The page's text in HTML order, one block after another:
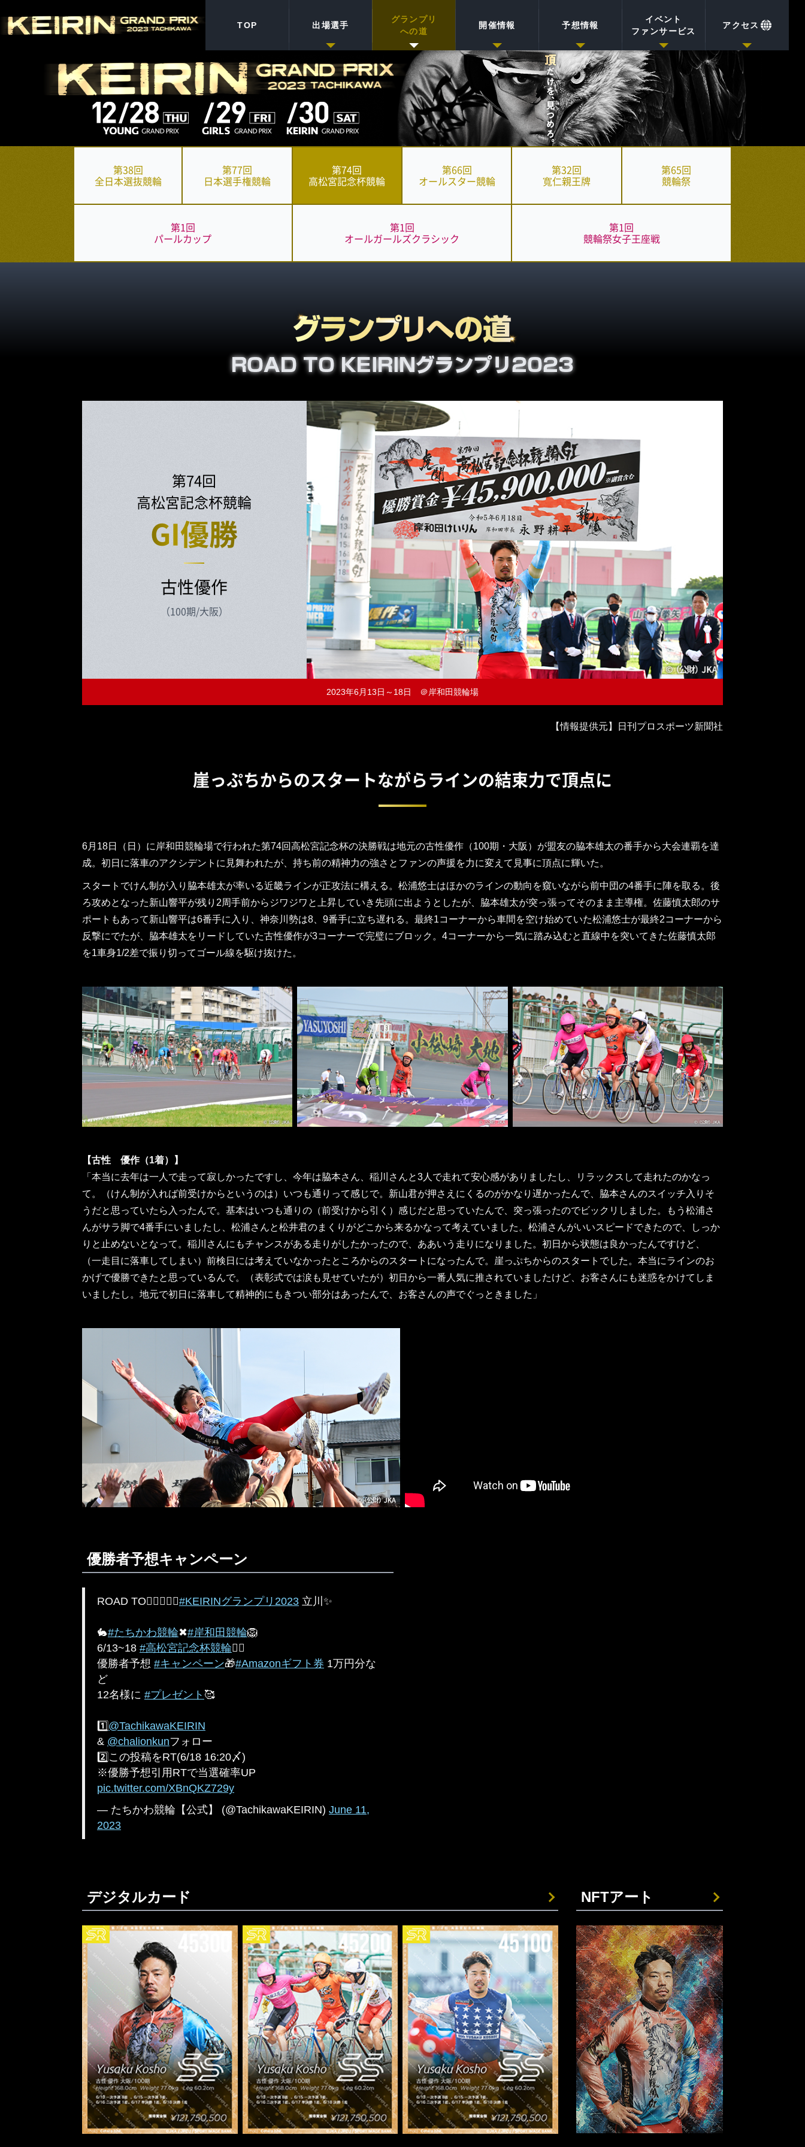
TOP 出場選手
グランプリ
への道
開催情報 予想情報
イベント
ファンサービス
アクセス
第38回
全日本選抜競輪
第77回
日本選手権競輪
第74回
高松宮記念杯競輪
第66回
オールスター競輪
第32回
寬仁親王牌
第65回
競輪祭
第1回
パールカップ
第1回
オールガールズクラシック
第1回
競輪祭女子王座戦
第74回
高松宮記念杯競輪
GI優勝
古性優作
（100期/大阪）
2023年6月13日～18日 ＠岸和田競輪場
【情報提供元】日刊プロスポーツ新聞社
崖っぷちからのスタートながらラインの結束力で頂点に
6月18日（日）に岸和田競輪場で行われた第74回高松宮記念杯の決勝戦は地元の古性優作（100期・大阪）が盟友の脇本雄太の番手から大会連覇を達
成。初日に落車のアクシデントに見舞われたが、持ち前の精神力の強さとファンの声援を力に変えて見事に頂点に輝いた。
スタートでけん制が入り脇本雄太が率いる近畿ラインが正攻法に構える。松浦悠士はほかのラインの動向を窺いながら前中団の4番手に陣を取る。後
ろ攻めとなった新山響平が残り2周手前からジワジワと上昇していき先頭に出ようとしたが、脇本雄太が突っ張ってそのまま主導権。佐藤慎太郎のサ
ポートもあって新山響平は6番手に入り、神奈川勢は8、9番手に立ち遅れる。最終1コーナーから車間を空け始めていた松浦悠士が最終2コーナーから
反撃にでたが、脇本雄太をリードしていた古性優作が3コーナーで完璧にブロック。4コーナーから一気に踏み込むと直線中を突いてきた佐藤慎太郎
を1車身1/2差で振り切ってゴール線を駆け抜けた。
【古性 優作（1着）】
「本当に去年は一人で走って寂しかったですし、今年は脇本さん、稲川さんと3人で走れて安心感がありましたし、リラックスして走れたのかなっ
て。（けん制が入れば前受けからというのは）いつも通りって感じで。新山君が押さえにくるのがかなり遅かったんで、脇本さんのスイッチ入りそ
うだと思っていたら入ったんで。基本はいつも通りの（前受けから引く）感じだと思っていたんで、突っ張ったのでビックリしました。もう松浦さ
んがサラ脚で4番手にいましたし、松浦さんと松井君のまくりがどこから来るかなって考えていました。松浦さんがいいスピードできたので、しっか
りと止めないとなって。稲川さんにもチャンスがある走りがしたかったので、ああいう走りになりました。初日から状態は良かったんですけど、
（一走目に落車してしまい）前検日には考えていなかったところからのスタートになったんで。崖っぷちからのスタートでした。本当にラインのお
かげで優勝できたと思っているんで。（表彰式では涙も見せていたが）初日から一番人気に推されていましたけど、お客さんにも迷惑をかけてしま
いましたし。地元で初日に落車して精神的にもきつい部分はあったんで、お客さんの声でぐっときました」
優勝者予想キャンペーン
ROAD TO‍🚴‍♂️🚴🏻‍♀️#KEIRINグランプリ2023 立川✨
🐇#たちかわ競輪✖#岸和田競輪🦁
6/13~18 #高松宮記念杯競輪🚴‍♂️
優勝者予想 #キャンペーン🎁#Amazonギフト券 1万円分な
ど
12名様に #プレゼント 🥰
1️⃣@TachikawaKEIRIN
& @chalionkunフォロー
2️⃣この投稿をRT(6/18 16:20〆)
※優勝予想引用RTで当選確率UP
pic.twitter.com/XBnQKZ729y
— たちかわ競輪【公式】 (@TachikawaKEIRIN) June 11,
2023
デジタルカード NFTアート